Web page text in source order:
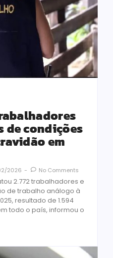
de condições
em
2026 - No Comments
2.772 trabalhadores e
de trabalho análogo à
resultado de 1.594
todo o país, informou o